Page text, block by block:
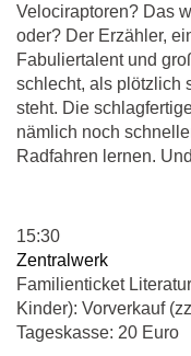
Velociraptoren? Das
oder? Der Erzähler,
Fabuliertalent und
schlecht, als plötzlich
steht. Die
nämlich noch
Radfahren lernen.
15:30
Zentralwerk
Familienticket
Kinder): Vorverkauf
Tageskasse: 20 Euro